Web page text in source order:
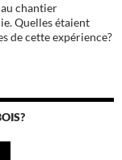
chantier
Quelles étaient
de cette expérience?